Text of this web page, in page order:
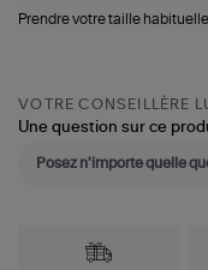
Prendre votre taille
VOTRE CONSEILLÈRE
Une question sur ce